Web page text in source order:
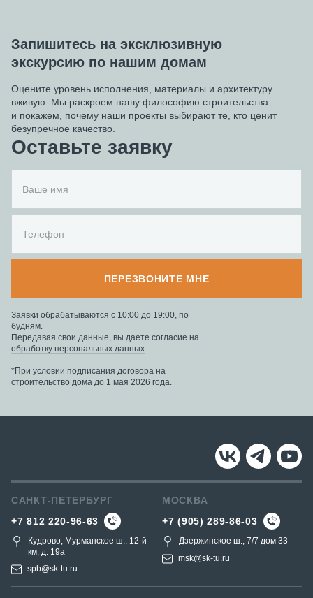
Оставьте заявку
ПЕРЕЗВОНИТЕ МНЕ
Заявки обрабатываются с 10:00 до 19:00, по
будням.
Передавая свои данные, вы даете согласие на
обработку персональных данных
*При условии подписания договора на
строительство дома до 1 мая 2026 года.
Запишитесь на эксклюзивную
экскурсию по нашим домам
Оцените уровень исполнения, материалы и архитектуру
вживую. Мы раскроем нашу философию строительства
и покажем, почему наши проекты выбирают те, кто ценит
безупречное качество.
САНКТ-ПЕТЕРБУРГ
+7 812 220-96-63
Кудрово, Мурманское ш., 12-й
км, д. 19a
spb@sk-tu.ru
МОСКВА
+7 (905) 289-86-03
Дзержинское ш., 7/7 дом 33
msk@sk-tu.ru